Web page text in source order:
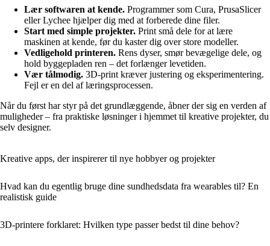
Lær softwaren at kende. Programmer som Cura, PrusaSlicer
eller Lychee hjælper dig med at forberede dine filer.
Start med simple projekter. Print små dele for at lære
maskinen at kende, før du kaster dig over store modeller.
Vedligehold printeren. Rens dyser, smør bevægelige dele, og
hold byggepladen ren – det forlænger levetiden.
Vær tålmodig. 3D-print kræver justering og eksperimentering.
Fejl er en del af læringsprocessen.
Når du først har styr på det grundlæggende, åbner der sig en verden af
muligheder – fra praktiske løsninger i hjemmet til kreative projekter, du
selv designer.
Kreative apps, der inspirerer til nye hobbyer og projekter
Hvad kan du egentlig bruge dine sundhedsdata fra wearables til? En
realistisk guide
3D-printere forklaret: Hvilken type passer bedst til dine behov?